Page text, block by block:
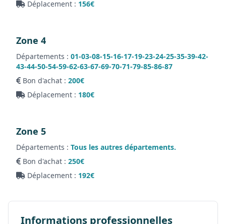
Déplacement : 156€
Zone 4
Départements : 01-03-08-15-16-17-19-23-24-25-35-39-42-
43-44-50-54-59-62-63-67-69-70-71-79-85-86-87
Bon d'achat : 200€
Déplacement : 180€
Zone 5
Départements : Tous les autres départements.
Bon d'achat : 250€
Déplacement : 192€
Informations professionnelles